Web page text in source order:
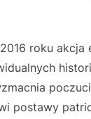
roku akcja
postawy